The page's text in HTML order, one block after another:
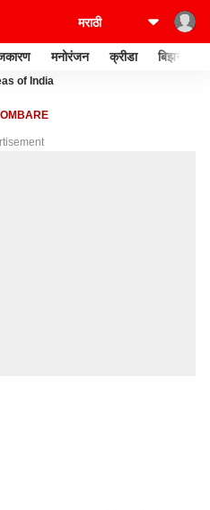
मनोरंजन क्रीडा बिझनेस
of India